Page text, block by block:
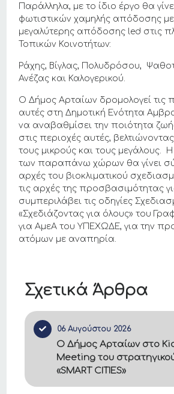
Σχετικά Άρθρα
06 Αυγούστου 2026
Ο Δήμος Αρταίων στο
Meeting του
«SMART CITIES»
Παράλληλα, με το ίδιο έργο θα
φωτιστικών χαμηλής απόδοσης
μεγαλύτερης απόδοσης led στις
Τοπικών Κοινοτήτων:
Ράχης, Βίγλας, Πολυδρόσου,
Ανέζας και Καλογερικού.
Ο Δήμος Αρταίων δρομολογεί τις
αυτές στη Δημοτική Ενότητα
να αναβαθμίσει την ποιότητα
στις περιοχές αυτές,
τους μικρούς και τους μεγάλους.
των παραπάνω χώρων θα γίνει
αρχές του βιοκλιματικού
τις αρχές της προσβασιμότητας
συμπεριλάβει τις οδηγίες
«Σχεδιάζοντας για όλους» του
για ΑμεΑ του ΥΠΕΧΩΔΕ, για την
ατόμων με αναπηρία.